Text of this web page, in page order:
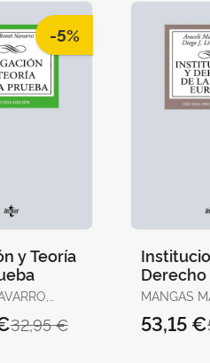
-5%
y Teoría
32,95 €
Derecho
Unión
MANGAS
53,15 €